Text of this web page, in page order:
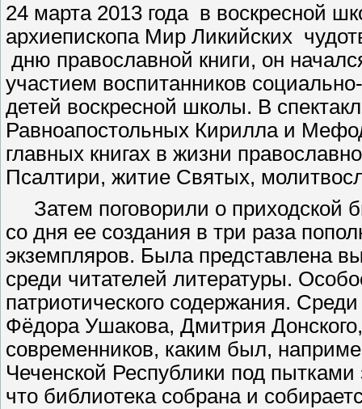
24 марта 2013 года в воскресной
архиепископа Мир Ликийских
дню православной книги, он
участием воспитанников
детей воскресной школы. В
Равноапостольных Кирилла и
главных книгах в жизни
Псалтири, житие Святых,
Затем поговорили о приходской
со дня ее создания в три раза
экземпляров. Была представлена
среди читателей литературы.
патриотического содержания.
Фёдора Ушакова, Дмитрия
современников, каким был,
Чеченской Республики под
что библиотека собрана и